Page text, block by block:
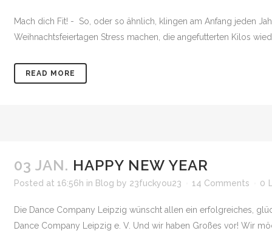
Mach dich Fit! - So, oder so ähnlich, klingen am Anfang jeden
Weihnachtsfeiertagen Stress machen, die angefutterten Kilos
READ MORE
03 JAN. HAPPY NEW YEAR
Posted at 16:56h in Blog by 23fuckyou23 14 Comments 0
Die Dance Company Leipzig wünscht allen ein erfolgreiches,
Dance Company Leipzig e. V. Und wir haben Großes vor! Wir